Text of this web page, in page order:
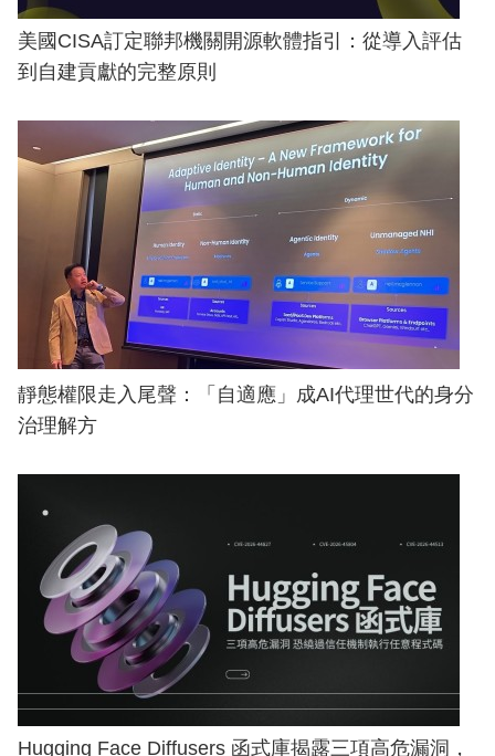
美國CISA訂定聯邦機關開源軟體指引：從導入評估
到自建貢獻的完整原則
靜態權限走入尾聲：「自適應」成AI代理世代的身分
治理解方
Hugging Face Diffusers 函式庫揭露三項高危漏洞，